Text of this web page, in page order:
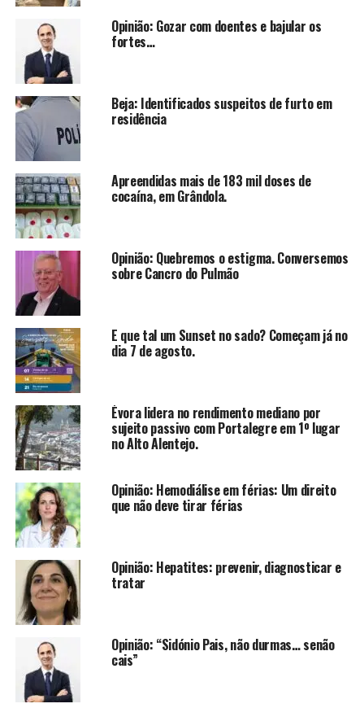
Opinião: Gozar com doentes e bajular os
fortes…
Beja: Identificados suspeitos de furto em
residência
Apreendidas mais de 183 mil doses de
cocaína, em Grândola.
Opinião: Quebremos o estigma. Conversemos
sobre Cancro do Pulmão
E que tal um Sunset no sado? Começam já no
dia 7 de agosto.
Évora lidera no rendimento mediano por
sujeito passivo com Portalegre em 1º lugar
no Alto Alentejo.
Opinião: Hemodiálise em férias: Um direito
que não deve tirar férias
Opinião: Hepatites: prevenir, diagnosticar e
tratar
Opinião: “Sidónio Pais, não durmas… senão
cais”